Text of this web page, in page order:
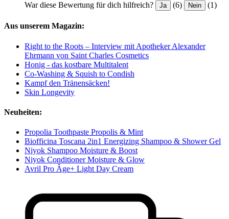
War diese Bewertung für dich hilfreich? Ja (6) Nein (1)
Aus unserem Magazin:
Right to the Roots – Interview mit Apotheker Alexander
Ehrmann von Saint Charles Cosmetics
Honig - das kostbare Multitalent
Co-Washing & Squish to Condish
Kampf den Tränensäcken!
Skin Longevity
Neuheiten:
Propolia Toothpaste Propolis & Mint
Biofficina Toscana 2in1 Energizing Shampoo & Shower Gel
Niyok Shampoo Moisture & Boost
Niyok Conditioner Moisture & Glow
Avril Pro Âge+ Light Day Cream